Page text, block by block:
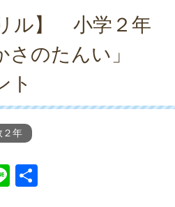
ル】 小学２年
のたんい」
ト
２年
Li